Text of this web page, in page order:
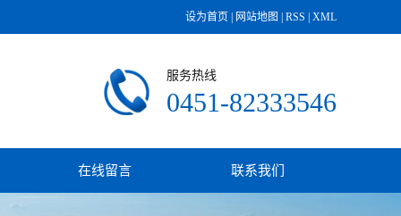
设为首页 网站地图 RSS XML
服务热线
0451-82333546
在线留言 联系我们